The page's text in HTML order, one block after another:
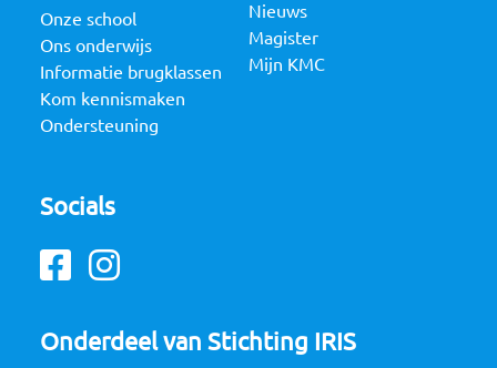
Onze school
Ons onderwijs
Informatie brugklassen
Kom kennismaken
Ondersteuning
Nieuws
Magister
Mijn KMC
Socials
Facebook
Instagram
Onderdeel van Stichting IRIS